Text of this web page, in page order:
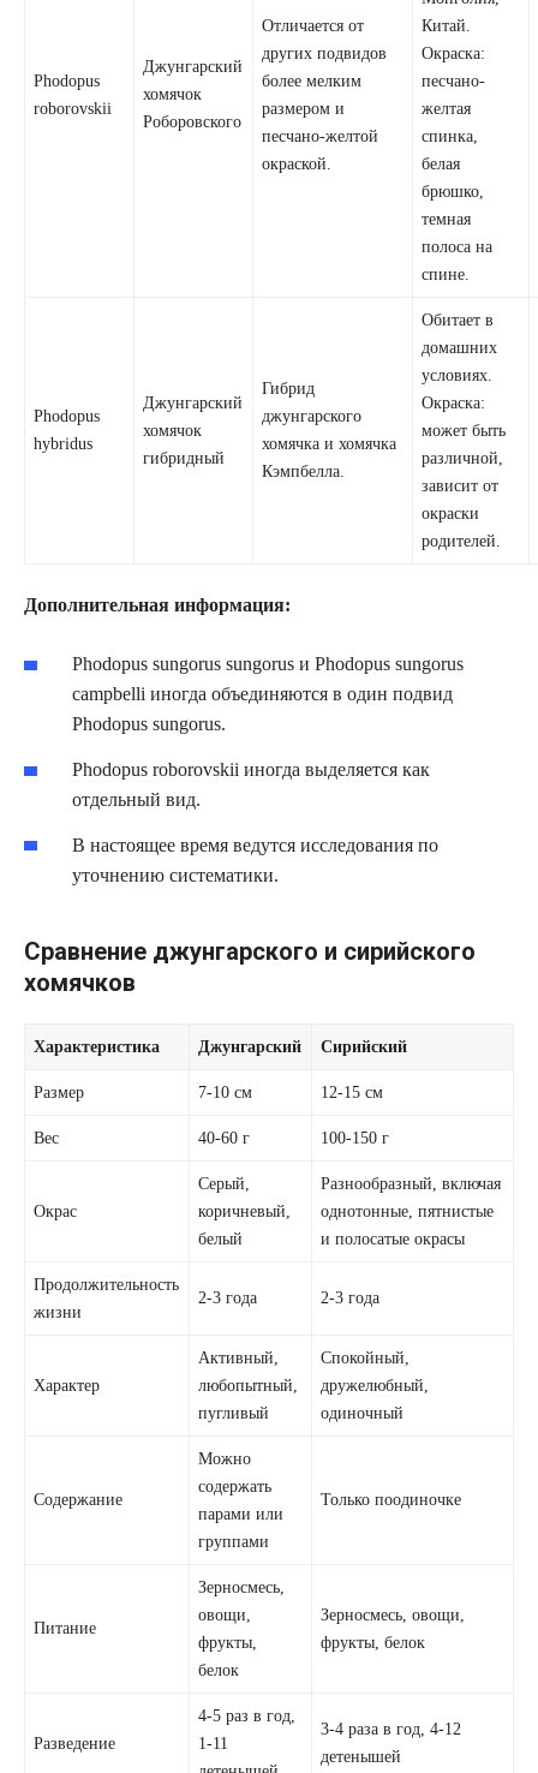
Phodopus
roborovskii
Джунгарский
хомячок
Роборовского
Отличается от
других подвидов
более мелким
размером и
песчано-желтой
окраской.
Китай.
Окраска:
песчано-
желтая
спинка,
белая
брюшко,
темная
полоса на
спине.
Phodopus
hybridus
Джунгарский
хомячок
гибридный
Гибрид
джунгарского
хомячка и хомячка
Кэмпбелла.
Обитает в
домашних
условиях.
Окраска:
может быть
различной,
зависит от
окраски
родителей.
Дополнительная информация:
Phodopus sungorus sungorus и Phodopus sungorus
campbelli иногда объединяются в один подвид
Phodopus sungorus.
Phodopus roborovskii иногда выделяется как
отдельный вид.
В настоящее время ведутся исследования по
уточнению систематики.
Сравнение джунгарского и сирийского
хомячков
Характеристика Джунгарский Сирийский
Размер 7-10 см 12-15 см
Вес 40-60 г 100-150 г
Окрас
Серый,
коричневый,
белый
Разнообразный, включая
однотонные, пятнистые
и полосатые окрасы
Продолжительность
жизни
2-3 года 2-3 года
Характер
Активный,
любопытный,
пугливый
Спокойный,
дружелюбный,
одиночный
Содержание
Можно
содержать
парами или
группами
Только поодиночке
Питание
Зерносмесь,
овощи,
фрукты,
белок
Зерносмесь, овощи,
фрукты, белок
Разведение
4-5 раз в год,
1-11
3-4 раза в год, 4-12
детенышей